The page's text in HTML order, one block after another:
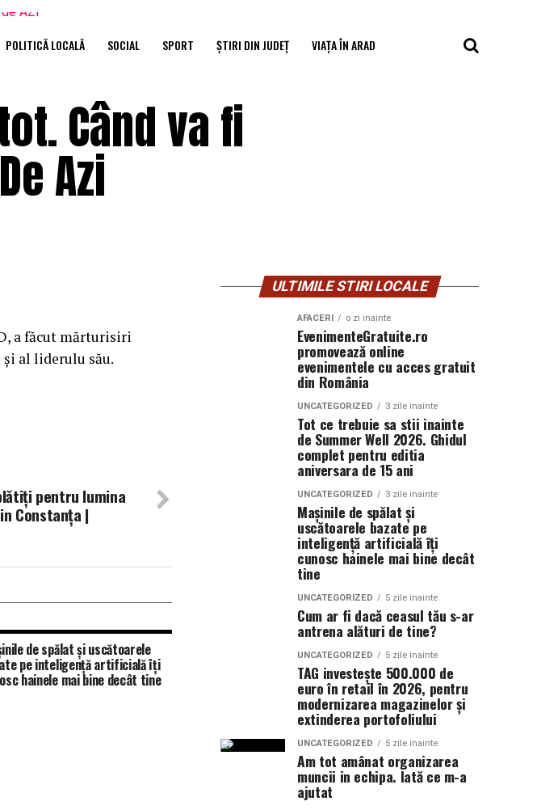
POLITICĂ LOCALĂ SOCIAL SPORT ȘTIRI DIN JUDEȚ VIAȚA ÎN ARAD
Când va fi
Azi
a făcut mărturisiri
al liderulu său.
pentru lumina
Constanța |
de spălat și uscătoarele
pe inteligență artificială îți
hainele mai bine decât tine
ULTIMILE STIRI LOCALE
AFACERI o zi inainte
EvenimenteGratuite.ro
promovează online
evenimentele cu acces gratuit
din România
UNCATEGORIZED 3 zile inainte
Tot ce trebuie sa stii inainte
de Summer Well 2026. Ghidul
complet pentru editia
aniversara de 15 ani
UNCATEGORIZED 3 zile inainte
Mașinile de spălat și
uscătoarele bazate pe
inteligență artificială îți
cunosc hainele mai bine decât
tine
UNCATEGORIZED 5 zile inainte
Cum ar fi dacă ceasul tău s-ar
antrena alături de tine?
UNCATEGORIZED 5 zile inainte
TAG investește 500.000 de
euro în retail în 2026, pentru
modernizarea magazinelor și
extinderea portofoliului
UNCATEGORIZED 5 zile inainte
Am tot amânat organizarea
muncii in echipa. Iată ce m-a
ajutat